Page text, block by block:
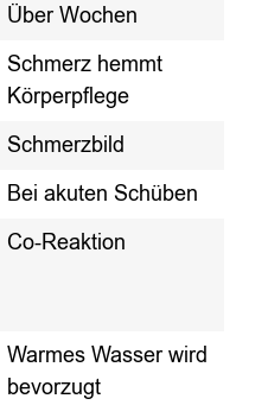
Über Wochen
Schmerz hemmt
Körperpflege
Schmerzbild
Bei akuten Schüben
Co-Reaktion
Warmes Wasser wird
bevorzugt